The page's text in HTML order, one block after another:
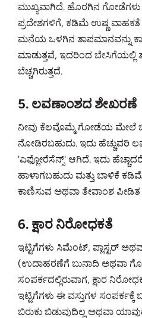
ಮುಖ್ಯವಾಗಿದೆ. ಹೊರಗಿನ ಗೋಡೆಗಳು
ಪ್ರದೇಶಗಳಿಗೆ, ಕಡಿಮೆ ಉಷ್ಣ ವಾಹಕತೆ
ಮನೆಯ ಒಳಗಿನ ತಾಪಮಾನವನ್ನು
ಮಾಡುತ್ತವೆ, ಇದರಿಂದ ಬೇಸಿಗೆಯಲ್ಲಿ
ಬೆಚ್ಚಗಿರುತ್ತದೆ.
5. ಲವಣಾಂಶದ ಶೇಖರಣೆ
ನೀವು ಕೆಲವೊಮ್ಮೆ ಗೋಡೆಯ ಮೇಲೆ
ನೋಡಿರಬಹುದು. ಇದು ಹೆಚ್ಚುವರಿ
'ಎಫ್ಲೋರೆಸೆನ್ಸ್' ಆಗಿದೆ. ಇದು
ಹಾಳಾಗಬಹುದು ಮತ್ತು ಬಾಳಿಕೆ
ಕಾಣಿಸುವ ಅಥವಾ ತೇವಾಂಶ ಪೀಡಿತ
6. ಕ್ಷಾರ ನಿರೋಧಕತೆ
ಇಟ್ಟಿಗೆಗಳು ಸಿಮೆಂಟ್, ಪ್ಲಾಸ್ಟರ್
(ಉದಾಹರಣೆಗೆ ಬುನಾದಿ ಅಥವಾ
ಸಂಪರ್ಕದಲ್ಲಿರುವಾಗ, ಕ್ಷಾರ
ಇಟ್ಟಿಗೆಗಳು ಈ ವಸ್ತುಗಳ ಸಂಪರ್ಕಕ್ಕೆ
ಬಿರುಕು ಬಿಡುವುದಿಲ್ಲ ಅಥವಾ